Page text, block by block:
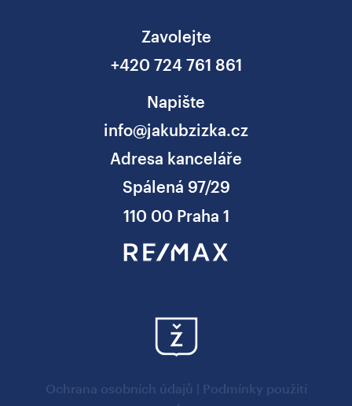
Zavolejte
+420 724 761 861
Napište
info@jakubzizka.cz
Adresa kanceláře
Spálená 97/29
110 00 Praha 1
Ochrana osobních údajů
Podmínky použití